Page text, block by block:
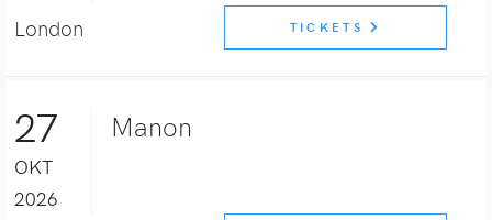
London TICKETS
27
OKT
2026
Manon